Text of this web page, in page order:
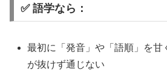
✅ 語学なら：
最初に「発音」や「語順」を甘
が抜けず通じない